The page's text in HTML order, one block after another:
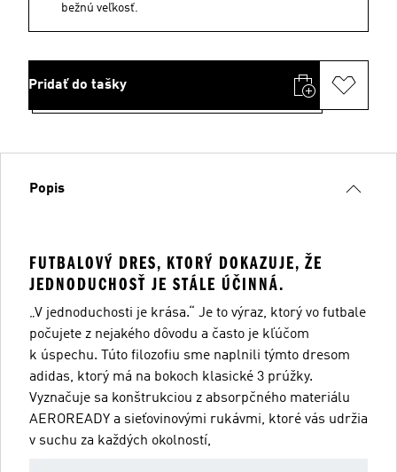
bežnú veľkosť.
Pridať do tašky
Popis
FUTBALOVÝ DRES, KTORÝ DOKAZUJE, ŽE
JEDNODUCHOSŤ JE STÁLE ÚČINNÁ.
„V jednoduchosti je krása.“ Je to výraz, ktorý vo futbale
počujete z nejakého dôvodu a často je kľúčom
k úspechu. Túto filozofiu sme naplnili týmto dresom
adidas, ktorý má na bokoch klasické 3 prúžky.
Vyznačuje sa konštrukciou z absorpčného materiálu
AEROREADY a sieťovinovými rukávmi, ktoré vás udržia
v suchu za každých okolností,